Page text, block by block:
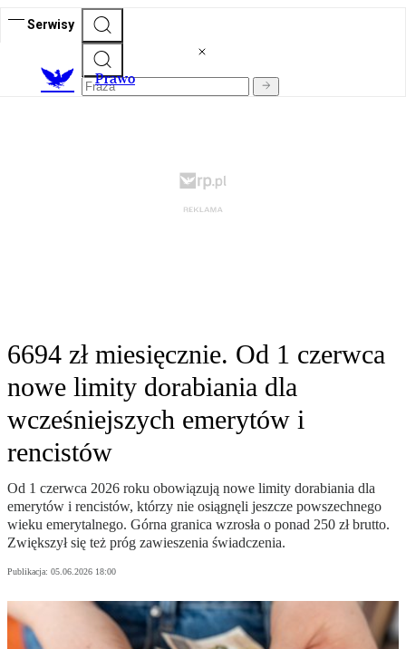
Serwisy
Prawo
6694 zł miesięcznie. Od 1 czerwca
nowe limity dorabiania dla
wcześniejszych emerytów i
rencistów
Od 1 czerwca 2026 roku obowiązują nowe limity dorabiania dla
emerytów i rencistów, którzy nie osiągnęli jeszcze powszechnego
wieku emerytalnego. Górna granica wzrosła o ponad 250 zł brutto.
Zwiększył się też próg zawieszenia świadczenia.
Publikacja: 05.06.2026 18:00